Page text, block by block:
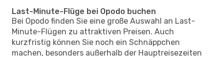
Last-Minute-Flüge bei Opodo buchen
Bei Opodo finden Sie eine große Auswahl an Last-
Minute-Flügen zu attraktiven Preisen. Auch
kurzfristig können Sie noch ein Schnäppchen
machen, besonders außerhalb der Hauptreisezeiten